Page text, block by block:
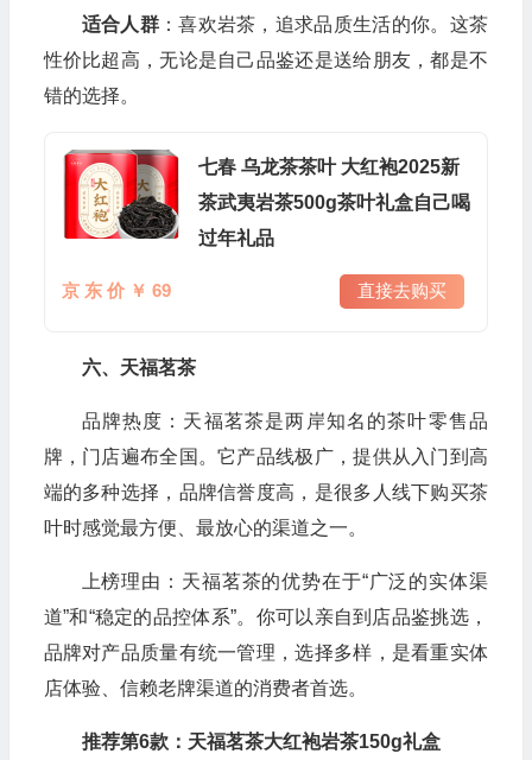
适合人群：喜欢岩茶，追求品质生活的你。这茶
性价比超高，无论是自己品鉴还是送给朋友，都是不
错的选择。
七春 乌龙茶茶叶 大红袍2025新
茶武夷岩茶500g茶叶礼盒自己喝
过年礼品
京 东 价 ￥ 69 直接去购买
六、天福茗茶
品牌热度：天福茗茶是两岸知名的茶叶零售品
牌，门店遍布全国。它产品线极广，提供从入门到高
端的多种选择，品牌信誉度高，是很多人线下购买茶
叶时感觉最方便、最放心的渠道之一。
上榜理由：天福茗茶的优势在于“广泛的实体渠
道”和“稳定的品控体系”。你可以亲自到店品鉴挑选，
品牌对产品质量有统一管理，选择多样，是看重实体
店体验、信赖老牌渠道的消费者首选。
推荐第6款：天福茗茶大红袍岩茶150g礼盒